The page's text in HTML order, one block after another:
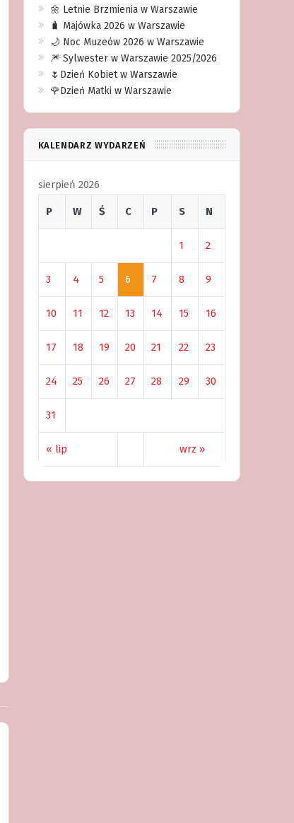
🌼 Letnie Brzmienia w Warszawie
🧳 Majówka 2026 w Warszawie
🌙 Noc Muzeów 2026 w Warszawie
🎆 Sylwester w Warszawie 2025/2026
🌷Dzień Kobiet w Warszawie
🌹Dzień Matki w Warszawie
KALENDARZ WYDARZEŃ
sierpień 2026
P W Ś C P S N
« lip wrz »
1 2
3 4 5 6 7 8 9
10 11 12 13 14 15 16
17 18 19 20 21 22 23
24 25 26 27 28 29 30
31